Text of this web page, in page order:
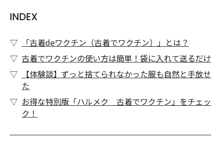
INDEX
「古着deワクチン（古着でワクチン）」とは？
古着でワクチンの使い方は簡単！袋に入れて送るだけ
【体験談】ずっと捨てられなかった服も自然と手放せ
た
お得な特別版「ハルメク 古着でワクチン」をチェッ
ク！